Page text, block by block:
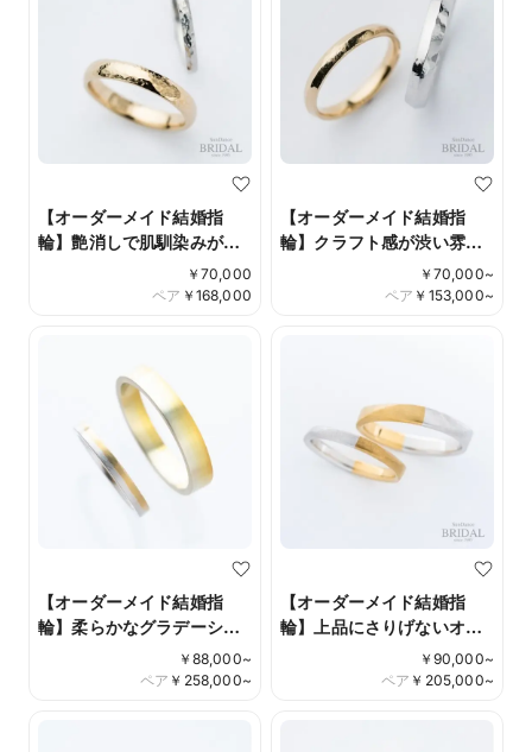
【オーダーメイド結婚指
輪】艶消しで肌馴染みが良
￥ 70,000
￥ 168,000
ペア
【オーダーメイド結婚指
輪】クラフト感が渋い雰囲
￥ 70,000~
￥ 153,000~
ペア
【オーダーメイド結婚指
輪】柔らかなグラデーショ
ンはサンダンスだけのオリ
￥ 88,000~
￥ 258,000~
ペア
【オーダーメイド結婚指
輪】上品にさりげないオ
シャレを -hitohineri-
￥ 90,000~
￥ 205,000~
ペア